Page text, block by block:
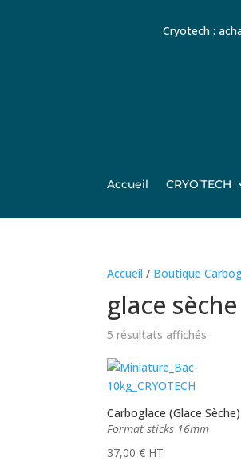
Cryotech :
Accueil CRYO’TECH
Accueil / Boutique
glace sèche
5 résultats affichés
Carboglace (Glace
Format sticks 16mm
37,00€ HT